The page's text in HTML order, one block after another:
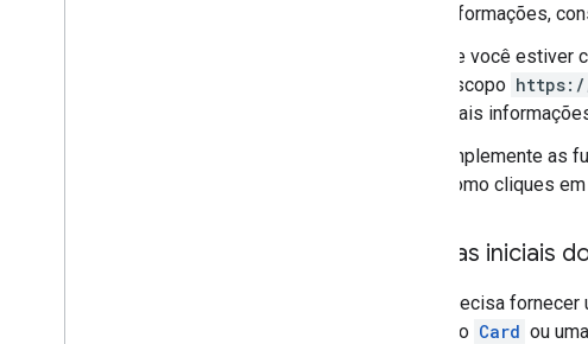
informações,
Se você
escopo https://
mais
Implemente as
como cliques
Páginas iniciais
Você precisa
um único Card ou